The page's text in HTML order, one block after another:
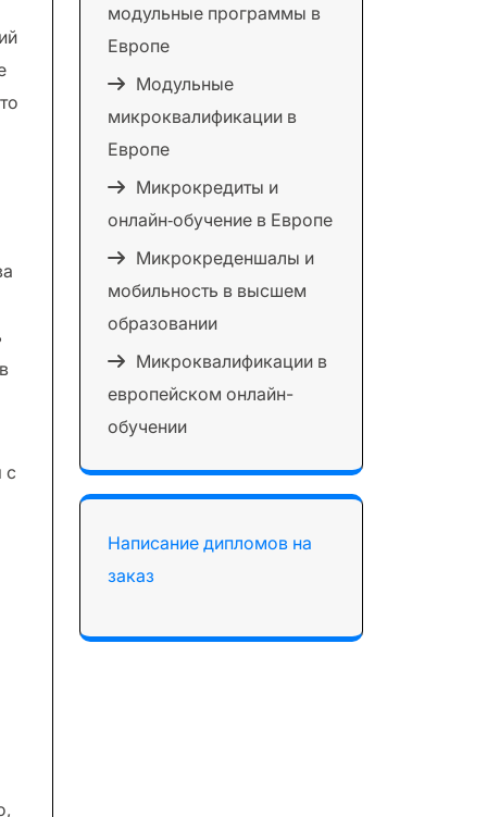
с
модульные программы в
Европе
Модульные
микроквалификации в
Европе
Микрокредиты и
онлайн‑обучение в Европе
Микрокреденшалы и
мобильность в высшем
образовании
Микроквалификации в
европейском онлайн-
обучении
Написание дипломов на
заказ